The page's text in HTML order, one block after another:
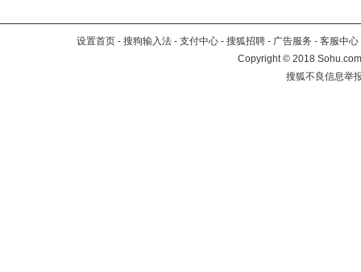
设置首页 - 搜狗输入法 - 支付中心 - 搜狐招聘 - 广告服务 - 客服中心
Copyright©2018
搜狐不良信息举